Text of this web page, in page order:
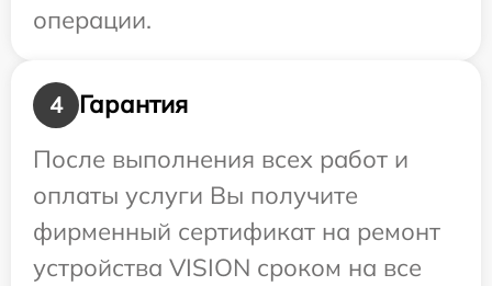
операции.
4
Гарантия
После выполнения всех работ и
оплаты услуги Вы получите
фирменный сертификат на ремонт
устройства VISION сроком на все